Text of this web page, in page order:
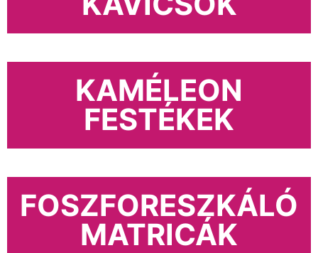
KAMÉLEON
FESTÉKEK
FOSZFORESZKÁLÓ
MATRICÁK